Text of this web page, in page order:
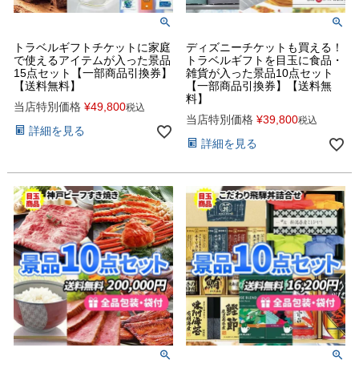
トラベルギフトチケットに家庭
で使えるアイテムが入った景品
15点セット【一部商品引換券】
【送料無料】
当店特別価格 ¥49,800税込
詳細を見る
ディズニーチケットも買える！
トラベルギフトを目玉に食品・
雑貨が入った景品10点セット
【一部商品引換券】【送料無
料】
当店特別価格 ¥39,800税込
詳細を見る